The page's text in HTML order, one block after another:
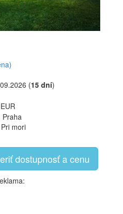
(15 dní)
EUR
Praha
mori
dostupnosť a cenu